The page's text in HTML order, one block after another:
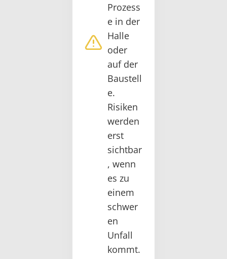
Prozess
e in der
Halle
oder
auf der
Baustell
e.
Risiken
werden
erst
sichtbar
, wenn
es zu
einem
schwer
en
Unfall
kommt.